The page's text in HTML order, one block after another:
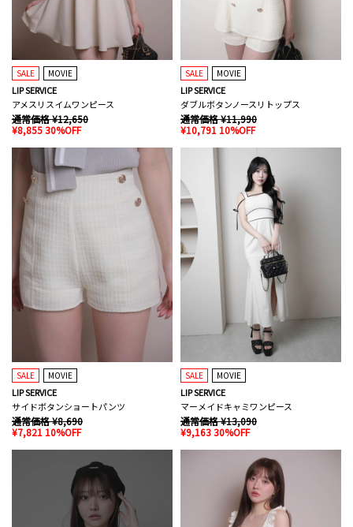
SALE MOVIE
LIP SERVICE
アメスリスイムワンピース
通常価格 ¥12,650
¥8,855 30%OFF
SALE MOVIE
LIP SERVICE
ダブルボタンノースリトップス
通常価格 ¥11,990
¥10,791 10%OFF
SALE MOVIE
LIP SERVICE
サイドボタンショートパンツ
通常価格 ¥8,690
¥7,821 10%OFF
SALE MOVIE
LIP SERVICE
マーメイドキャミワンピース
通常価格 ¥13,090
¥9,163 30%OFF